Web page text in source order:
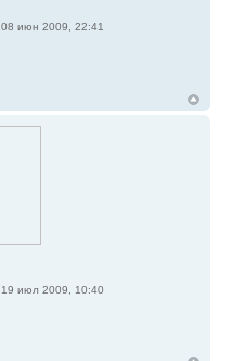
08 июн 2009, 22:41
19 июл 2009, 10:40